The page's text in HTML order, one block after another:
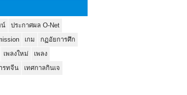
น์
ประกาศผล O-Net
เกม
กฏอัยการศึก
เพลงใหม่
เพลง
รทจีน
เทศกาลกินเจ